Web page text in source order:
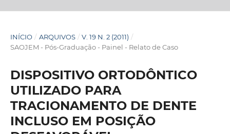
INÍCIO / ARQUIVOS / V. 19 N. 2 (2011) /
SAOJEM - Pós-Graduação - Painel - Relato de Caso
DISPOSITIVO ORTODÔNTICO
UTILIZADO PARA
TRACIONAMENTO DE DENTE
INCLUSO EM POSIÇÃO